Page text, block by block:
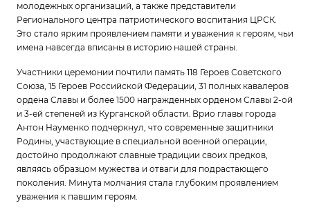
молодежных организаций, а также представители
Регионального центра патриотического воспитания ЦРСК.
Это стало ярким проявлением памяти и уважения к героям, чьи
имена навсегда вписаны в историю нашей страны.
Участники церемонии почтили память 118 Героев Советского
Союза, 15 Героев Российской Федерации, 31 полных кавалеров
ордена Славы и более 1500 награжденных орденом Славы 2-ой
и 3-ей степеней из Курганской области. Врио главы города
Антон Науменко подчеркнул, что современные защитники
Родины, участвующие в специальной военной операции,
достойно продолжают славные традиции своих предков,
являясь образцом мужества и отваги для подрастающего
поколения. Минута молчания стала глубоким проявлением
уважения к павшим героям.